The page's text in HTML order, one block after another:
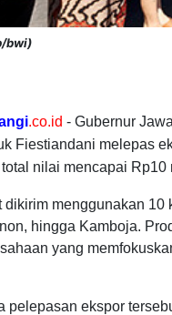
bwi)
.co.id - Gubernur
Fiestiandani melepas
nilai mencapai Rp10
dikirim menggunakan
hingga Kamboja.
yang
pelepasan ekspor